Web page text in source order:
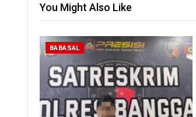
You Might Also Like
BABASAL